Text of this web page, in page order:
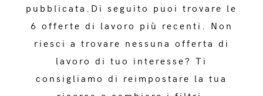
pubblicata.Di seguito puoi trovare le
6 offerte di lavoro più recenti. Non
riesci a trovare nessuna offerta di
lavoro di tuo interesse? Ti
consigliamo di reimpostare la tua